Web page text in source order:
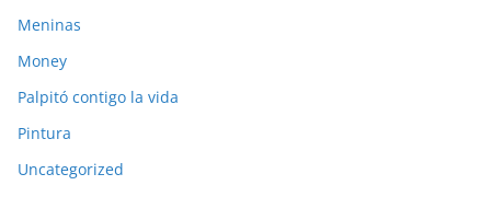
Meninas
Money
Palpitó contigo la vida
Pintura
Uncategorized